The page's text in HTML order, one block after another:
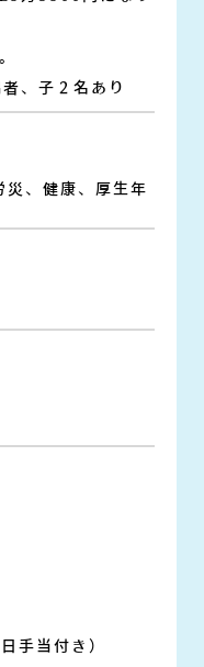
、子２名あり
災、健康、厚生年
手当付き）